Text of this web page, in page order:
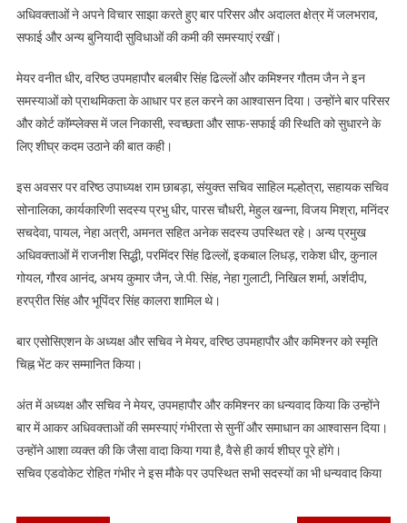
ने
जालंधर
एसोसिएशन
का
अधिवक्ताओं ने अपने विचार साझा करते हुए बार परिसर और अदालत क्षेत्र में जलभराव,
सफाई और अन्य बुनियादी सुविधाओं की कमी की समस्याएं रखीं।
मेयर वनीत धीर, वरिष्ठ उपमहापौर बलबीर सिंह ढिल्लों और कमिश्नर गौतम जैन ने इन
समस्याओं को प्राथमिकता के आधार पर हल करने का आश्वासन दिया। उन्होंने बार परिसर
और कोर्ट कॉम्प्लेक्स में जल निकासी, स्वच्छता और साफ-सफाई की स्थिति को सुधारने के
लिए शीघ्र कदम उठाने की बात कही।
इस अवसर पर वरिष्ठ उपाध्यक्ष राम छाबड़ा, संयुक्त सचिव साहिल मल्होत्रा, सहायक सचिव
सोनालिका, कार्यकारिणी सदस्य प्रभु धीर, पारस चौधरी, मेहुल खन्ना, विजय मिश्रा, मनिंदर
सचदेवा, पायल, नेहा अत्री, अमनत सहित अनेक सदस्य उपस्थित रहे। अन्य प्रमुख
अधिवक्ताओं में राजनीश सिद्धी, परमिंदर सिंह ढिल्लों, इकबाल लिधड़, राकेश धीर, कुनाल
गोयल, गौरव आनंद, अभय कुमार जैन, जे.पी. सिंह, नेहा गुलाटी, निखिल शर्मा, अर्शदीप,
हरप्रीत सिंह और भूपिंदर सिंह कालरा शामिल थे।
बार एसोसिएशन के अध्यक्ष और सचिव ने मेयर, वरिष्ठ उपमहापौर और कमिश्नर को स्मृति
चिह्न भेंट कर सम्मानित किया।
अंत में अध्यक्ष और सचिव ने मेयर, उपमहापौर और कमिश्नर का धन्यवाद किया कि उन्होंने
बार में आकर अधिवक्ताओं की समस्याएं गंभीरता से सुनीं और समाधान का आश्वासन दिया।
उन्होंने आशा व्यक्त की कि जैसा वादा किया गया है, वैसे ही कार्य शीघ्र पूरे होंगे।
सचिव एडवोकेट रोहित गंभीर ने इस मौके पर उपस्थित सभी सदस्यों का भी धन्यवाद किया